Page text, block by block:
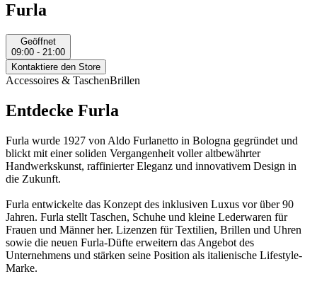
Furla
Geöffnet
09:00 - 21:00
Kontaktiere den Store
Accessoires & TaschenBrillen
Entdecke Furla
Furla wurde 1927 von Aldo Furlanetto in Bologna gegründet und
blickt mit einer soliden Vergangenheit voller altbewährter
Handwerkskunst, raffinierter Eleganz und innovativem Design in
die Zukunft.
Furla entwickelte das Konzept des inklusiven Luxus vor über 90
Jahren. Furla stellt Taschen, Schuhe und kleine Lederwaren für
Frauen und Männer her. Lizenzen für Textilien, Brillen und Uhren
sowie die neuen Furla-Düfte erweitern das Angebot des
Unternehmens und stärken seine Position als italienische Lifestyle-
Marke.